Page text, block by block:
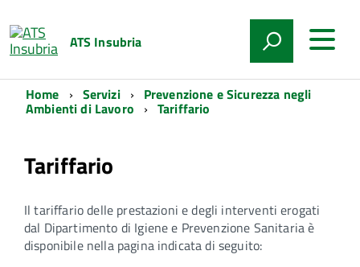
ATS Insubria
Home Servizi Prevenzione e Sicurezza negli
Ambienti di Lavoro Tariffario
Tariffario
Il tariffario delle prestazioni e degli interventi erogati
dal Dipartimento di Igiene e Prevenzione Sanitaria è
disponibile nella pagina indicata di seguito: